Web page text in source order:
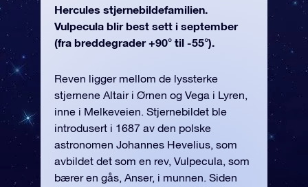
Hercules stjernebildefamilien.
Vulpecula blir best sett i september
(fra breddegrader +90° til -55°).
Reven ligger mellom de lyssterke
stjernene Altair i Ørnen og Vega i Lyren,
inne i Melkeveien. Stjernebildet ble
introdusert i 1687 av den polske
astronomen Johannes Hevelius, som
avbildet det som en rev, Vulpecula, som
bærer en gås, Anser, i munnen. Siden